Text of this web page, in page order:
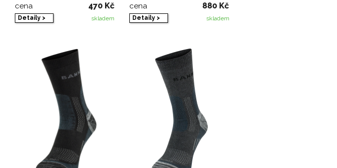
cena 470 Kč
Detaily > skladem
cena 880 Kč
Detaily > skladem